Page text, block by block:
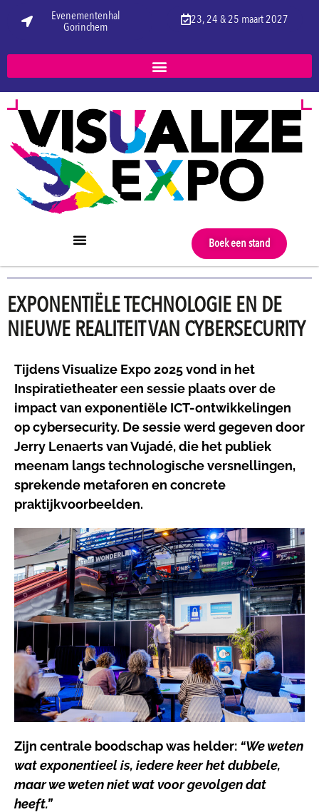
Evenementenhal
Gorinchem
23, 24 & 25 maart 2027
Boek een stand
EXPONENTIËLE TECHNOLOGIE EN DE
NIEUWE REALITEIT VAN CYBERSECURITY
Tijdens Visualize Expo 2025 vond in het
Inspiratietheater een sessie plaats over de
impact van exponentiële ICT-ontwikkelingen
op cybersecurity. De sessie werd gegeven door
Jerry Lenaerts van Vujadé, die het publiek
meenam langs technologische versnellingen,
sprekende metaforen en concrete
praktijkvoorbeelden.
Zijn centrale boodschap was helder: “We weten
wat exponentieel is, iedere keer het dubbele,
maar we weten niet wat voor gevolgen dat
heeft.”